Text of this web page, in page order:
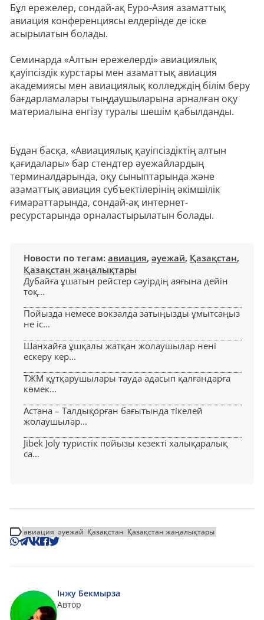
Бұл ережелер, сондай-ақ Еуро-Азия азаматтық
авиация конференциясы елдерінде де іске
асырылатын болады.
Семинарда «Алтын ережелерді» авиациялық
қауіпсіздік курстары мен азаматтық авиация
академиясы мен авиациялық колледждің білім беру
бағдарламалары тыңдаушыларына арналған оқу
материалына енгізу туралы шешім қабылданды.
Бұдан басқа, «Авиациялық қауіпсіздіктің алтын
қағидалары» бар стендтер әуежайлардың
терминалдарында, оқу сыныптарында және
азаматтық авиация субъектілерінің әкімшілік
ғимараттарында, сондай-ақ интернет-
ресурстарында орналастырылатын болады.
Новости по тегам: авиация, әуежай, Қазақстан,
Қазақстан жаңалықтары
Дубайға ұшатын рейстер сәуірдің аяғына дейін
тоқ...
Пойызда немесе вокзалда затыңызды ұмытсаңыз
не іс...
Шанхайға ұшқалы жатқан жолаушылар нені
ескеру кер...
ТЖМ құтқарушылары тауда адасып қалғандарға
көмек...
Астана – Талдықорған бағытында тікелей
жолаушылар...
Jibek Joly туристік пойызы кезекті халықаралық
са...
авиация әуежай Қазақстан Қазақстан жаңалықтары
Інжу Бекмырза
Автор